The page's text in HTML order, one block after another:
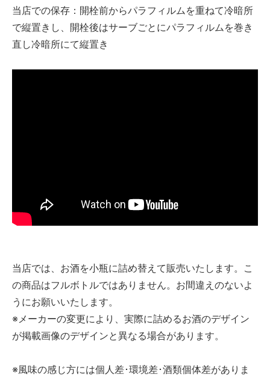
当店での保存：開栓前からパラフィルムを重ねて冷暗所
で縦置きし、開栓後はサーブごとにパラフィルムを巻き
直し冷暗所にて縦置き
当店では、お酒を小瓶に詰め替えて販売いたします。こ
の商品はフルボトルではありません。お間違えのないよ
うにお願いいたします。
※メーカーの変更により、実際に詰めるお酒のデザイン
が掲載画像のデザインと異なる場合があります。
※風味の感じ方には個人差･環境差･酒類個体差がありま